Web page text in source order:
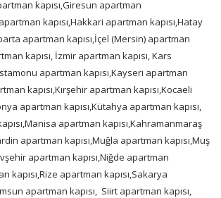
kapısı,Giresun apartman
kapısı,Hakkari apartman kapısı,Hatay
apartman kapısı,İçel (Mersin) apartman
kapısı, İzmir apartman kapısı, Kars
apartman kapısı,Kayseri apartman
kapısı,Kırşehir apartman kapısı,Kocaeli
apartman kapısı,Kütahya apartman kapısı,
apartman kapısı,Kahramanmaraş
apartman kapısı,Muğla apartman kapısı,Muş
apartman kapısı,Niğde apartman
kapısı,Rize apartman kapısı,Sakarya
apartman kapısı, Siirt apartman kapısı,